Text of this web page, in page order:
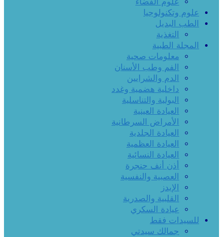
علوم وتكنولوجيا
الطب البديل
التغذية
المجلة الطبية
معلومات صحية
الفم وطب الأسنان
الدم والشرايين
داخلية هضمية وغدد
البولية والتناسلية
العيادة العينية
الأمراض السرطانية
العيادة الجلدية
العيادة العظمية
العيادة النسائية
أذن أنف حنجرة
العصبية والنفسية
الإيدز
القلبية والصدرية
عيادة السكري
للسيدات فقط
جمالك سيدتي